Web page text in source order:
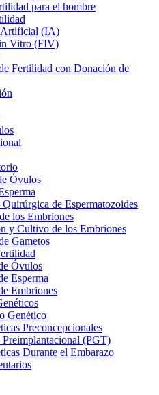
para el hombre
Artificial (IA)
Vitro (FIV)
Fertilidad con Donación de
Óvulos
de Espermatozoides
los Embriones
y Cultivo de los Embriones
Gametos
Óvulos
Esperma
Embriones
Genético
Preconcepcionales
Preimplantacional (PGT)
Durante el Embarazo